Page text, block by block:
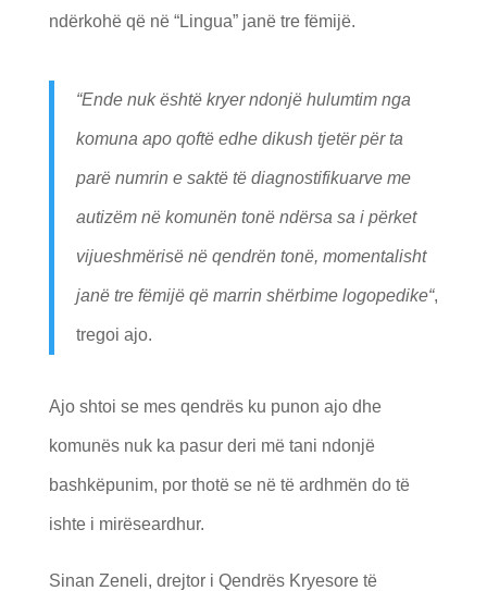
ndërkohë që në “Lingua” janë tre fëmijë.
“Ende nuk është kryer ndonjë hulumtim nga
komuna apo qoftë edhe dikush tjetër për ta
parë numrin e saktë të diagnostifikuarve me
autizëm në komunën tonë ndërsa sa i përket
vijueshmërisë në qendrën tonë, momentalisht
janë tre fëmijë që marrin shërbime logopedike“,
tregoi ajo.
Ajo shtoi se mes qendrës ku punon ajo dhe
komunës nuk ka pasur deri më tani ndonjë
bashkëpunim, por thotë se në të ardhmën do të
ishte i mirëseardhur.
Sinan Zeneli, drejtor i Qendrës Kryesore të